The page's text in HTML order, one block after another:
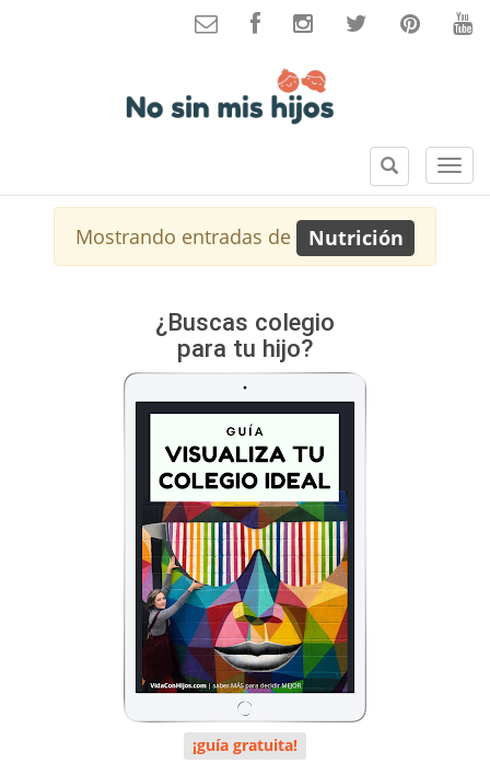
S
e
B
u
s
c
a
Mostrando entradas de Nutrición
¿Buscas colegio
para tu hijo?
¡guía gratuita!